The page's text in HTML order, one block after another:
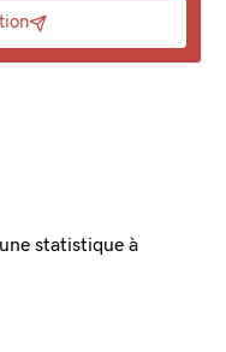
statistique à